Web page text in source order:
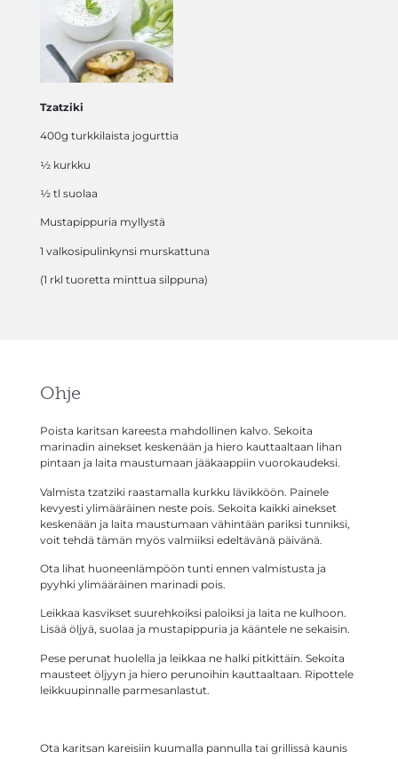
Tzatziki
400g turkkilaista jogurttia
½ kurkku
½ tl suolaa
Mustapippuria myllystä
1 valkosipulinkynsi murskattuna
(1 rkl tuoretta minttua silppuna)
Ohje
Poista karitsan kareesta mahdollinen kalvo. Sekoita
marinadin ainekset keskenään ja hiero kauttaaltaan lihan
pintaan ja laita maustumaan jääkaappiin vuorokaudeksi.
Valmista tzatziki raastamalla kurkku lävikköön. Painele
kevyesti ylimääräinen neste pois. Sekoita kaikki ainekset
keskenään ja laita maustumaan vähintään pariksi tunniksi,
voit tehdä tämän myös valmiiksi edeltävänä päivänä.
Ota lihat huoneenlämpöön tunti ennen valmistusta ja
pyyhki ylimääräinen marinadi pois.
Leikkaa kasvikset suurehkoiksi paloiksi ja laita ne kulhoon.
Lisää öljyä, suolaa ja mustapippuria ja kääntele ne sekaisin.
Pese perunat huolella ja leikkaa ne halki pitkittäin. Sekoita
mausteet öljyyn ja hiero perunoihin kauttaaltaan. Ripottele
leikkuupinnalle parmesanlastut.
Ota karitsan kareisiin kuumalla pannulla tai grillissä kaunis